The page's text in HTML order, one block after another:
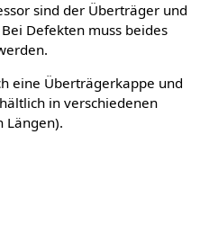
sind der Überträger und
Defekten muss beides
eine Überträgerkappe und
in verschiedenen
Längen).